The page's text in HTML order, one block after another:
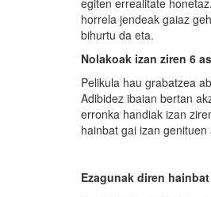
egiten errealitate
horrela jendeak gaiaz
bihurtu da eta.
Nolakoak izan ziren 6
Pelikula hau grabatzea
Adibidez ibaian bertan
erronka handiak izan
hainbat gai izan genituen
Ezagunak diren